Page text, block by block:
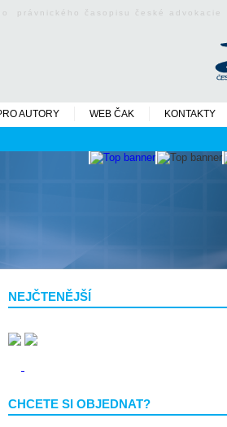
právnického časopisu české advokacie
AUTORY WEB ČAK KONTAKTY
NEJČTENĚJŠÍ
CHCETE SI OBJEDNAT?